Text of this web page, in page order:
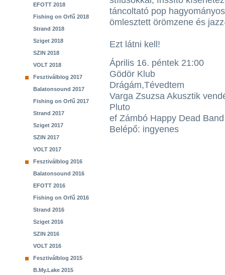
EFOTT 2018
Fishing on Orfű 2018
Strand 2018
Sziget 2018
SZIN 2018
VOLT 2018
Fesztiválblog 2017
Balatonsound 2017
Fishing on Orfű 2017
Strand 2017
Sziget 2017
SZIN 2017
VOLT 2017
Fesztiválblog 2016
Balatonsound 2016
EFOTT 2016
Fishing on Orfű 2016
Strand 2016
Sziget 2016
SZIN 2016
VOLT 2016
Fesztiválblog 2015
B.My.Lake 2015
táncoltató pop
ömlesztett örömzene és
Ezt látni kell!
Április 16. péntek 21:00
Gödör Klub
Drágám,Tévedtem
Varga Zsuzsa Akusztik
Pluto
ef Zámbó Happy Dead Band
Belépő: ingyenes